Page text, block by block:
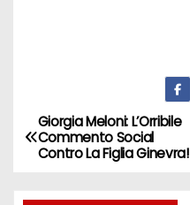
NGiorgia Meloni: L’Orribile
Commento Social
Contro La Figlia Ginevra!